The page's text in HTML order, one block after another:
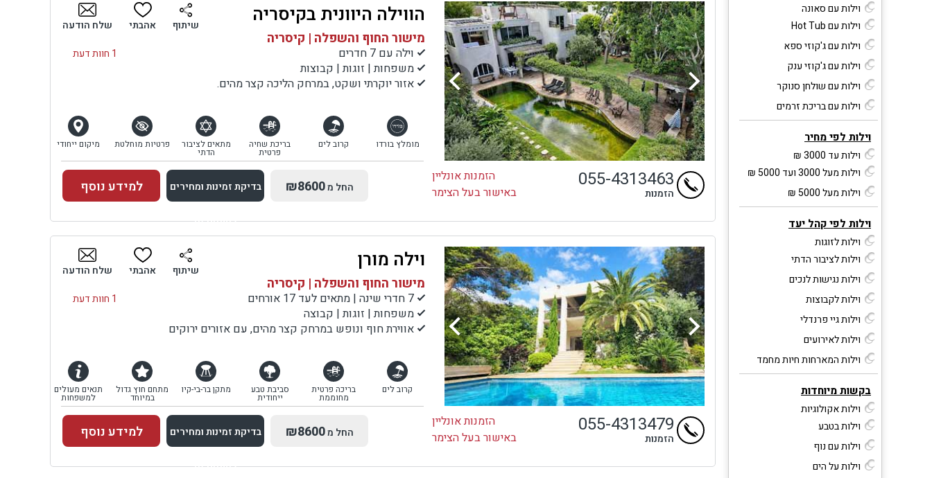
וילות עם סאונה
וילות עם Hot Tub
וילות עם ג'קוזי ספא
וילות עם ג'קוזי ענק
וילות עם שולחן סנוקר
וילות עם בריכת זרמים
וילות לפי מחיר
וילות עד 3000 ₪
וילות מעל 3000 ועד 5000 ₪
וילות מעל 5000 ₪
וילות לפי קהל יעד
וילות לזוגות
וילות לציבור הדתי
וילות נגישות לנכים
וילות לקבוצות
וילות גיי פרנדלי
וילות לאירועים
וילות המארחות חיות מחמד
בקשות מיוחדות
וילות אקולוגיות
וילות בטבע
וילות עם נוף
וילות על הים
בדיקת זמינות ומחיריםהווילה היוונית בקיסריה
מישור החוף והשפלה | קיסריה
1 חוות דעת
וילה עם 7 חדרים
משפחות | זוגות | קבוצות
אזור יוקרתי ושקט, במרחק הליכה קצר מהים.
שיתוף אהבתי שלח הודעה
מומלץ בורדו קרוב לים בריכת שחיה
פרטית
מתאים לציבור
הדתי
פרטיות מוחלטת מיקום ייחודי
הזמנות אונליין
באישור בעל הצימר
055-4313463
הזמנות החל מ₪8600 בדיקת זמינות ומחירים
למתחם זה
בדיקת זמינות ומחירים
למידע נוסף
וילה מורן
מישור החוף והשפלה | קיסריה
1 חוות דעת
7 חדרי שינה | מתאים לעד 17 אורחים
משפחות | זוגות | קבוצה
אווירת חוף ונופש במרחק קצר מהים, עם אזורים ירוקים
שיתוף אהבתי שלח הודעה
קרוב לים בריכה פרטית
מחוממת
סביבת טבע
ייחודית
מתקן בר-בי-קיו מתחם חוץ גדול
במיוחד
תנאים מעולים
למשפחות
הזמנות אונליין
באישור בעל הצימר
055-4313479
הזמנות החל מ₪8600 בדיקת זמינות ומחירים
למתחם זה
למידע נוסף